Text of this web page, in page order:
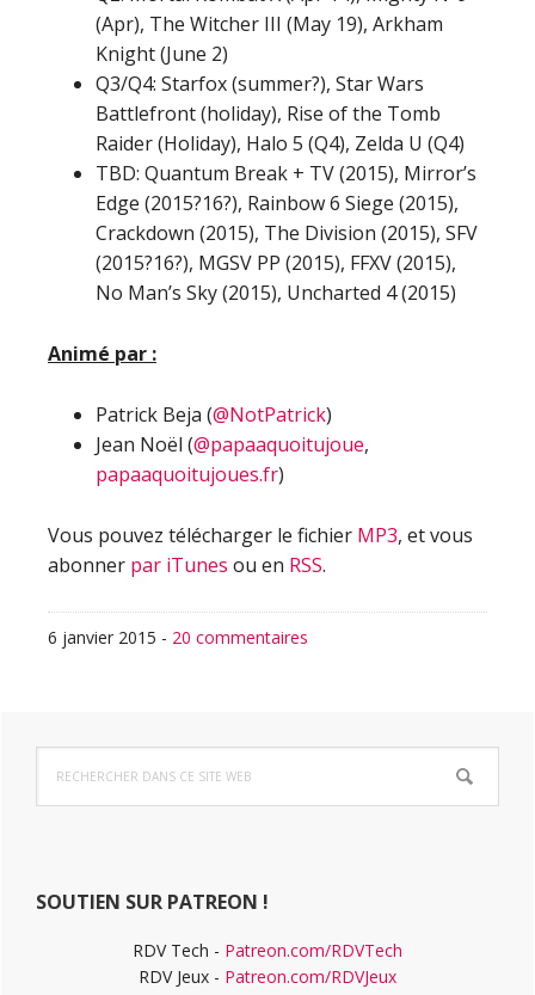
(Apr), The Witcher III (May 19), Arkham
Knight (June 2)
Q3/Q4: Starfox (summer?), Star Wars
Battlefront (holiday), Rise of the Tomb
Raider (Holiday), Halo 5 (Q4), Zelda U (Q4)
TBD: Quantum Break + TV (2015), Mirror’s
Edge (2015?16?), Rainbow 6 Siege (2015),
Crackdown (2015), The Division (2015), SFV
(2015?16?), MGSV PP (2015), FFXV (2015),
No Man’s Sky (2015), Uncharted 4 (2015)
Animé par :
Patrick Beja (@NotPatrick)
Jean Noël (@papaaquoitujoue,
papaaquoitujoues.fr)
Vous pouvez télécharger le fichier MP3, et vous
abonner par iTunes ou en RSS.
6 janvier 2015 - 20 commentaires
Barre
latérale
dans
ce
SOUTIEN SUR PATREON !
RDV Tech - Patreon.com/RDVTech
RDV Jeux - Patreon.com/RDVJeux